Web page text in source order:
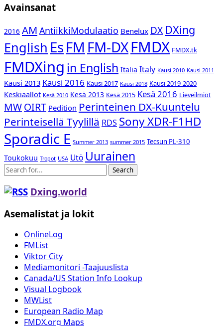
Avainsanat
2016 AM AntiikkiModulaatio Benelux DX DXing
English EsFM FM-DXFMDX FMDX.tk
FMDXing in English Italia Italy Kausi 2010 Kausi 2011
Kausi 2013 Kausi 2016 Kausi 2017 Kausi 2018 Kausi 2019-2020
Keskiaallot Kesä 2010 Kesä 2013 Kesä 2015 Kesä 2016 Lieveilmiöt
MWOIRT Pedition Perinteinen DX-Kuuntelu
Perinteisellä Tyylillä RDS Sony XDR-F1HD
Sporadic E Summer 2013 summer 2015 Tecsun PL-310
Toukokuu Tropot USA Utö Uurainen
Search
Dxing.world
Asemalistat ja lokit
OnlineLog
FMList
Viktor City
Mediamonitori -Taajuuslista
Canada/US Station Info Lookup
Visual Logbook
MWList
European Radio Map
FMDX.org Maps